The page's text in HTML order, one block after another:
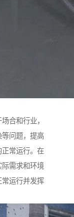
合和行业，
问题，提高
常运行。在
需求和环境
运行并发挥